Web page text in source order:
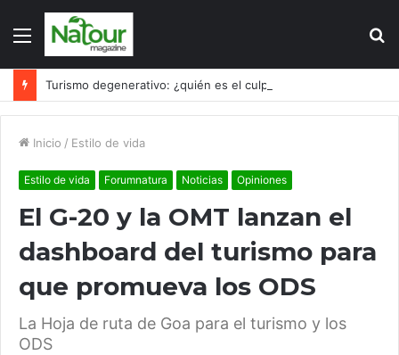
Menú
Inicio / Estilo de vida
Estilo de vida Forumnatura Noticias Opiniones
El G-20 y la OMT lanzan el
dashboard del turismo para
que promueva los ODS
La Hoja de ruta de Goa para el turismo y los
ODS